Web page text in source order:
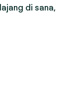
di sana,